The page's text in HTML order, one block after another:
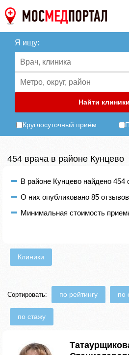
Я ищу:
Найти клиники
Круглосуточный приём
454 врача в районе Кунцево
В районе Кунцево найдено 454
О них опубликовано 85
Минимальная стоимость
Клиники
Сортировать: по рейтингу по
по стажу